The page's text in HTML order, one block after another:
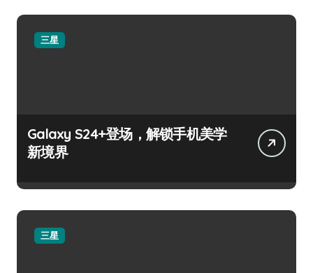
三星
Galaxy S24+登场，解锁手机美学
新境界
三星